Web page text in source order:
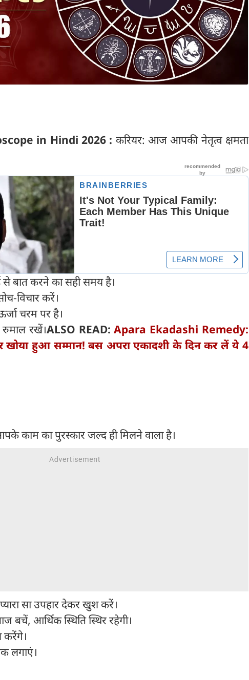
in Hindi 2026 : करियर: आज आपकी नेतृत्व क्षमता
से बात करने का सही समय है।
विचार करें।
चरम पर है।
रखें।ALSO READ:Apara Ekadashi Remedy:
खोया हुआ सम्मान! बस अपरा एकादशी के दिन कर लें ये 4
काम का पुरस्कार जल्द ही मिलने वाला है।
सा उपहार देकर खुश करें।
आर्थिक स्थिति स्थिर रहेगी।
करेंगे।
लगाएं।